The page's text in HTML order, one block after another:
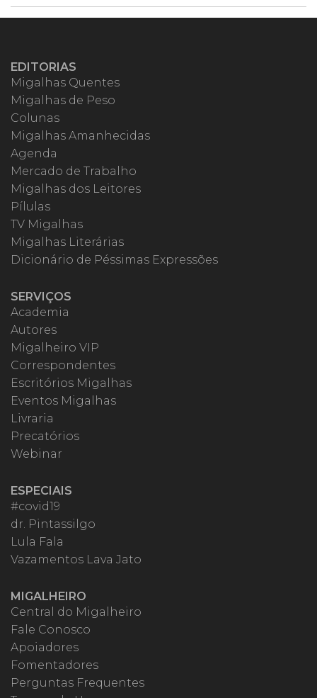
EDITORIAS
Migalhas Quentes
Migalhas de Peso
Colunas
Migalhas Amanhecidas
Agenda
Mercado de Trabalho
Migalhas dos Leitores
Pílulas
TV Migalhas
Migalhas Literárias
Dicionário de Péssimas Expressões
SERVIÇOS
Academia
Autores
Migalheiro VIP
Correspondentes
Escritórios Migalhas
Eventos Migalhas
Livraria
Precatórios
Webinar
ESPECIAIS
#covid19
dr. Pintassilgo
Lula Fala
Vazamentos Lava Jato
MIGALHEIRO
Central do Migalheiro
Fale Conosco
Apoiadores
Fomentadores
Perguntas Frequentes